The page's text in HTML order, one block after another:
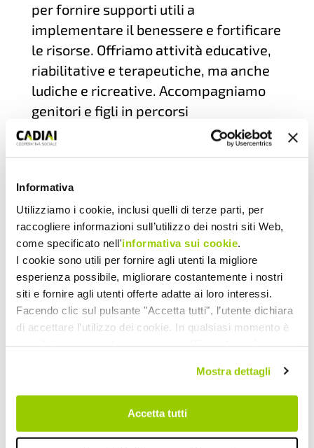
Informativa
Utilizziamo i cookie, inclusi quelli di terze parti, per
raccogliere informazioni sull’utilizzo dei nostri siti Web,
come specificato nell'informativa sui cookie
I cookie sono utili per fornire agli utenti la migliore
esperienza possibile, migliorare costantemente i nostri
siti e fornire agli utenti offerte adatte ai loro interessi.
Facendo clic sul pulsante "Accetta tutti", l’utente dichiara
di accettare l’utilizzo dei cookie. In qualsiasi momento è
facendo clic su "Scopri di più e personalizza". Chiudendo
questa informativa con l’apposito tasto in alto a destra
continui senza accettare.
Mostra dettagli
Accetta tutti
per fornire supporti utili a
implementare il benessere e fortificare
le risorse. Offriamo attività educative,
riabilitative e terapeutiche, ma anche
ludiche e ricreative. Accompagniamo
genitori e figli in percorsi
individualizzati.
I nostri ambienti sono pensati per
una palestra appositamente allestita
perattività psicomotorieeducativo
preventive e per la terapia individuale
di aiuto, sale dedicate a colloqui ed
incontri, stanze adibite perattività
psico educativee pertrattamenti
logopedici.
Su richiesta organizziamo formazioni
educatrici e educatori, attività presso
scuole o altre realtà.